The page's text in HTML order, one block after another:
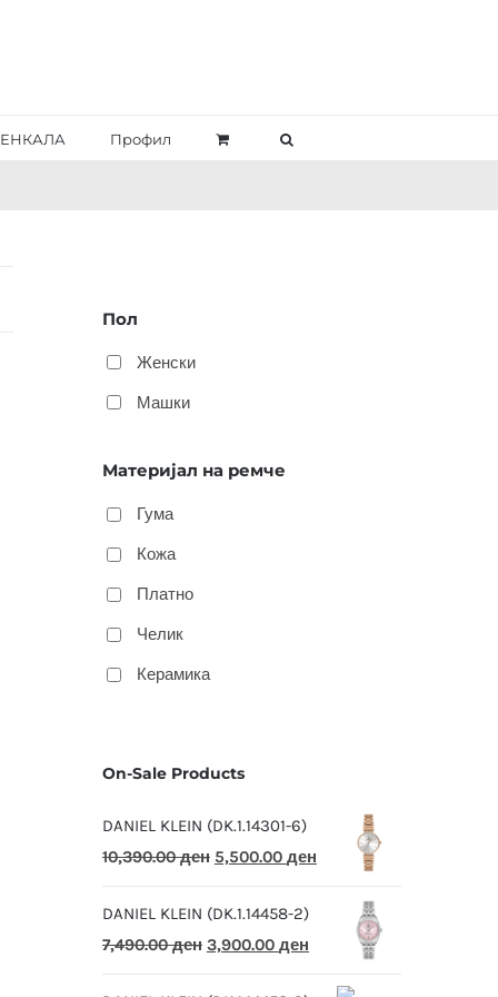
Профил
Пол
Женски
Машки
Материјал на ремче
Гума
Кожа
Платно
Челик
Керамика
On-Sale Products
DANIEL KLEIN (DK.1.14301-6)
10,390.00ден Original
was:
10,390.00 ден.
5,500.00 денCurrent
5,500.00 ден.
DANIEL KLEIN (DK.1.14458-2)
7,490.00ден Original
3,900.00 денCurrent